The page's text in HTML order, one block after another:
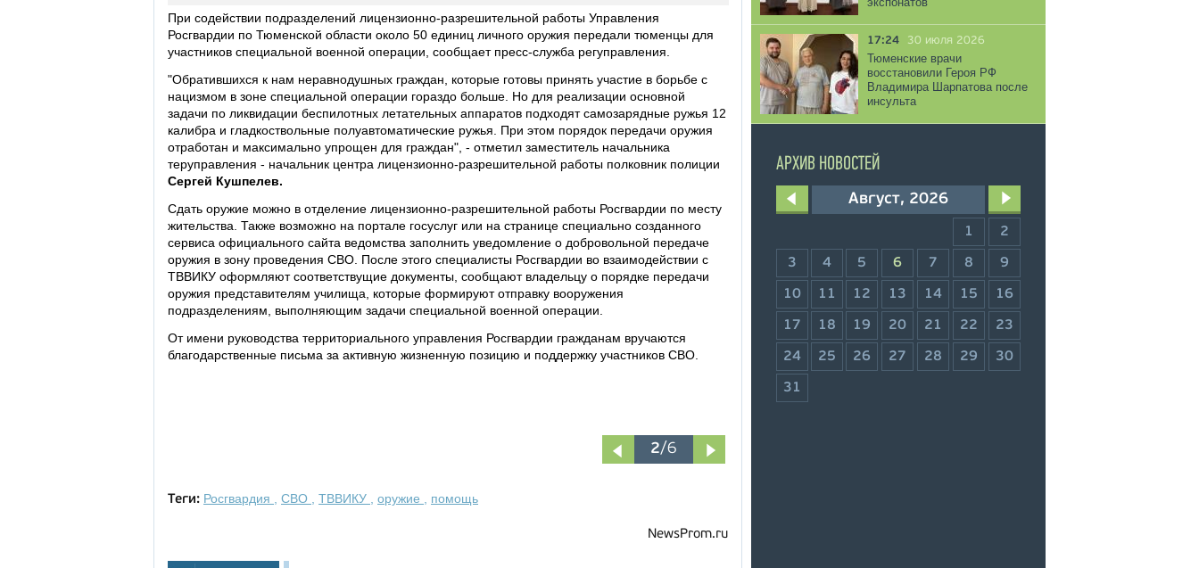
При содействии подразделений лицензионно-разрешительной работы Управления
Росгвардии по Тюменской области около 50 единиц личного оружия передали тюменцы для
участников специальной военной операции, сообщает пресс-служба регуправления.
"Обратившихся к нам неравнодушных граждан, которые готовы принять участие в борьбе с
нацизмом в зоне специальной операции гораздо больше. Но для реализации основной
задачи по ликвидации беспилотных летательных аппаратов подходят самозарядные ружья 12
калибра и гладкоствольные полуавтоматические ружья. При этом порядок передачи оружия
отработан и максимально упрощен для граждан", - отметил заместитель начальника
теруправления - начальник центра лицензионно-разрешительной работы полковник полиции
Сергей Кушпелев.
Сдать оружие можно в отделение лицензионно-разрешительной работы Росгвардии по месту
жительства. Также возможно на портале госуслуг или на странице специально созданного
сервиса официального сайта ведомства заполнить уведомление о добровольной передаче
оружия в зону проведения СВО. После этого специалисты Росгвардии во взаимодействии с
ТВВИКУ оформляют соответствущие документы, сообщают владельцу о порядке передачи
оружия представителям училища, которые формируют отправку вооружения
подразделениям, выполняющим задачи специальной военной операции.
От имени руководства территориального управления Росгвардии гражданам вручаются
благодарственные письма за активную жизненную позицию и поддержку участников СВО.
3/6
Теги: Росгвардия СВО ТВВИКУ оружие помощь
NewsProm.ru
17:24 30 июля 2026
Тюменские врачи
восстановили Героя РФ
Владимира Шарпатова после
инсульта
АРХИВ НОВОСТЕЙ
Август, 2026
1 2
3 4 5 6 7 8 9
10 11 12 13 14 15 16
17 18 19 20 21 22 23
24 25 26 27 28 29 30
31